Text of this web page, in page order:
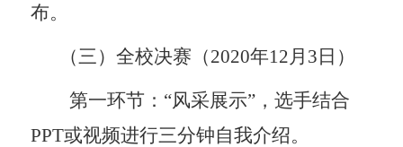
布。
（三）全校决赛（2020年12 月 3 日）
第一环节：“风采展示”，选手结合
PPT或视频进行三分钟自我介绍。